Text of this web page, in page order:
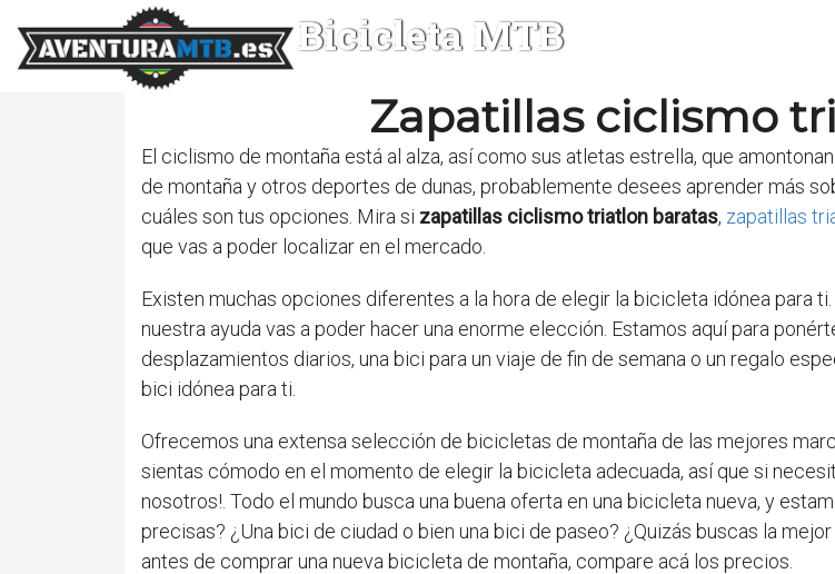
Bicicleta MTB
Zapatillas ciclismo
El ciclismo de montaña está al alza, así como sus atletas estrella, que
de montaña y otros deportes de dunas, probablemente desees aprender más
cuáles son tus opciones. Mira si zapatillas ciclismo triatlon baratas, zapatillas
que vas a poder localizar en el mercado.
Existen muchas opciones diferentes a la hora de elegir la bicicleta idónea para
nuestra ayuda vas a poder hacer una enorme elección. Estamos aquí para
desplazamientos diarios, una bici para un viaje de fin de semana o un regalo
bici idónea para ti.
Ofrecemos una extensa selección de bicicletas de montaña de las mejores
sientas cómodo en el momento de elegir la bicicleta adecuada, así que si
nosotros!. Todo el mundo busca una buena oferta en una bicicleta nueva, y
precisas? ¿Una bici de ciudad o bien una bici de paseo? ¿Quizás buscas la
antes de comprar una nueva bicicleta de montaña, compare acá los precios.